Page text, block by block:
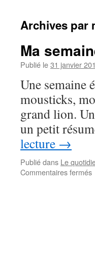
Archives par
Ma
Publié le31 janvier
Une semaine
mousticks,
grand lion.
un petit
lecture →
Publié dans Le
Commentaires fermés